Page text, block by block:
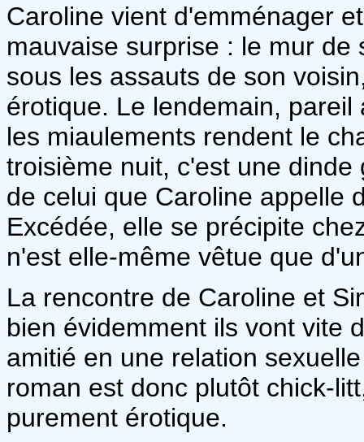
Caroline vient d'emménager
mauvaise surprise : le mur
sous les assauts de son
érotique. Le lendemain,
les miaulements rendent le
troisième nuit, c'est une
de celui que Caroline appelle
Excédée, elle se précipite
n'est elle-même vêtue que
La rencontre de Caroline et
bien évidemment ils vont vite
amitié en une relation
roman est donc plutôt chick-
purement érotique.